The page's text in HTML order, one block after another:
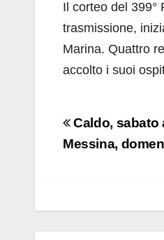
Il corteo del 399°
trasmissione,
Marina. Quattro
accolto i suoi
articoli
Caldo, sabato
Messina,